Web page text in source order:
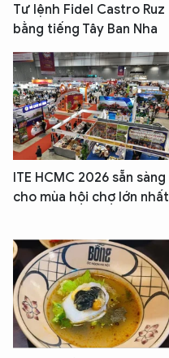
Tư lệnh Fidel Castro Ruz
bằng tiếng Tây Ban Nha
ITE HCMC 2026 sẵn sàng
cho mùa hội chợ lớn nhất